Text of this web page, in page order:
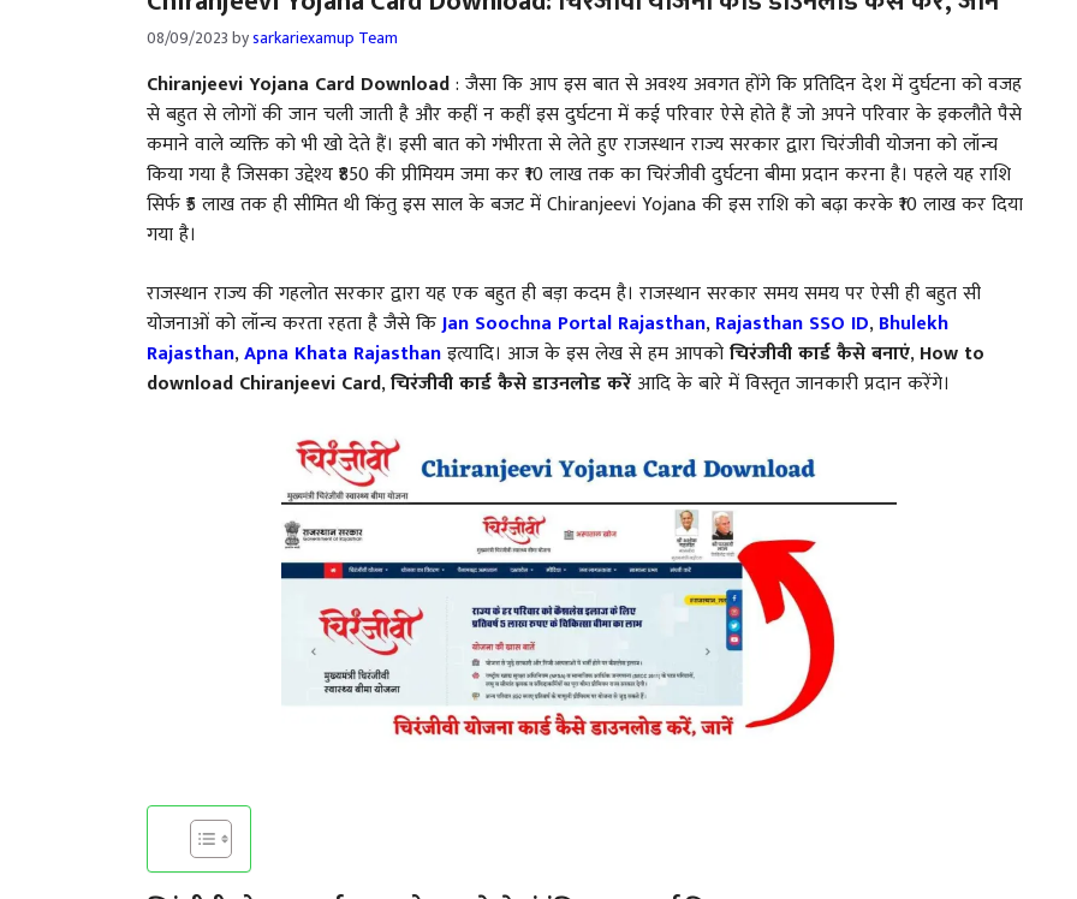
08/09/2023bysarkariexamup Team
Chiranjeevi Yojana Card Download: जैसा कि आप इस बात से अवश्य अवगत होंगे कि प्रतिदिन देश में दुर्घटना को वजह
से बहुत से लोगों की जान चली जाती है और कहीं न कहीं इस दुर्घटना में कई परिवार ऐसे होते हैं जो अपने परिवार के इकलौते पैसे
कमाने वाले व्यक्ति को भी खो देते हैं। इसी बात को गंभीरता से लेते हुए राजस्थान राज्य सरकार द्वारा चिरंजीवी योजना को लॉन्च
किया गया है जिसका उद्देश्य ₹850 की प्रीमियम जमा कर ₹10 लाख तक का चिरंजीवी दुर्घटना बीमा प्रदान करना है। पहले यह राशि
सिर्फ ₹5 लाख तक ही सीमित थी किंतु इस साल के बजट में Chiranjeevi Yojana की इस राशि को बढ़ा करके ₹10 लाख कर दिया
गया है।
राजस्थान राज्य की गहलोत सरकार द्वारा यह एक बहुत ही बड़ा कदम है। राजस्थान सरकार समय समय पर ऐसी ही बहुत सी
योजनाओं को लॉन्च करता रहता है जैसे किJan Soochna Portal Rajasthan,Rajasthan SSO ID,Bhulekh
Rajasthan,Apna Khata Rajasthanइत्यादि। आज के इस लेख से हम आपकोचिरंजीवी कार्ड कैसे बनाएं,How to
download Chiranjeevi Card,चिरंजीवी कार्ड कैसे डाउनलोड करें आदि के बारे में विस्तृत जानकारी प्रदान करेंगे।